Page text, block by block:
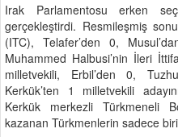
Irak Parlamentosu erken
gerçekleştirdi. Resmileşmiş
(ITC), Telafer’den 0,
Muhammed Halbusi’nin İleri
milletvekili, Erbil’den 0,
Kerkük’ten 1 milletvekili
Kerkük merkezli Türkmeneli
kazanan Türkmenlerin sadece biri